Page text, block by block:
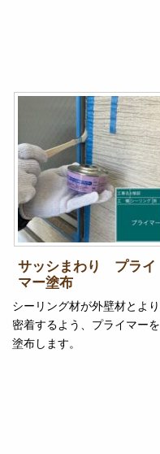
サッシまわり プライ
マー塗布
シーリング材が外壁材とより
密着するよう、プライマーを
塗布します。